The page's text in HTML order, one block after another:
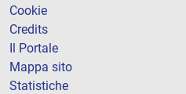
Cookie
Credits
Il Portale
Mappa sito
Statistiche